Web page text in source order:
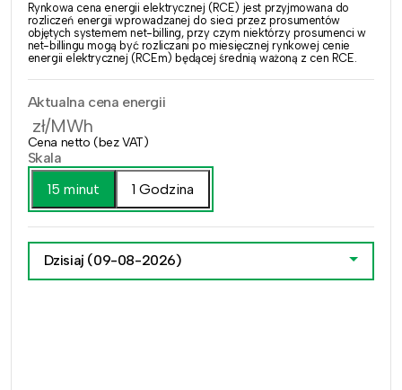
Rynkowa cena energii elektrycznej (RCE) jest przyjmowana do
rozliczeń energii wprowadzanej do sieci przez prosumentów
objętych systemem net-billing, przy czym niektórzy prosumenci w
net-billingu mogą być rozliczani po miesięcznej rynkowej cenie
energii elektrycznej (RCEm) będącej średnią ważoną z cen RCE.
Aktualna cena energii
zł/MWh
Cena netto (bez VAT)
Skala
15 minut
1 Godzina
Dzisiaj (09-08-2026)